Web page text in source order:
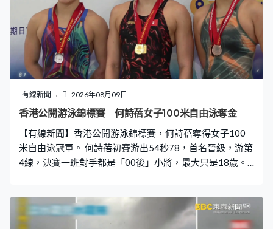
有線新聞 2026年08月09日
香港公開游泳錦標賽 何詩蓓女子100米自由泳奪金
【有線新聞】香港公開游泳錦標賽，何詩蓓奪得女子100
米自由泳冠軍。 何詩蓓初賽游出54秒78，首名晉級，游第
4線，決賽一班對手都是「00後」小將，最大只是18歲。
轉塘之後愈拉愈開，拋離其他對手超過一個身位，輕鬆以
52秒88首名觸池，奪得冠軍。 17歲港隊師妹李芯瑤游出